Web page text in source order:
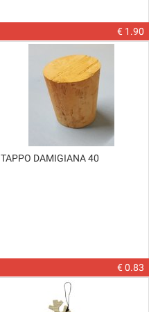
€ 1.90
TAPPO DAMIGIANA 40
€ 0.83